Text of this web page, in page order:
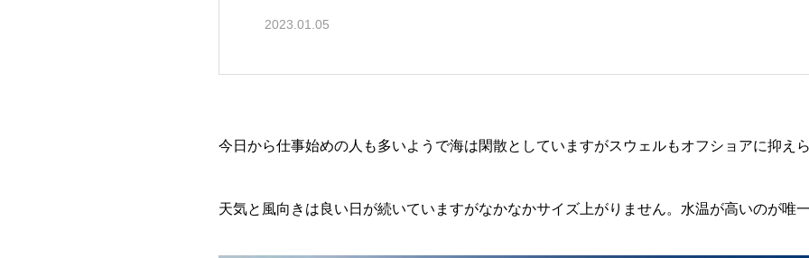
2023.01.05
今日から仕事始めの人も多いようで海は閑散としていますがスウェルもオフショアに抑え
天気と風向きは良い日が続いていますがなかなかサイズ上がりません。水温が高いのが唯